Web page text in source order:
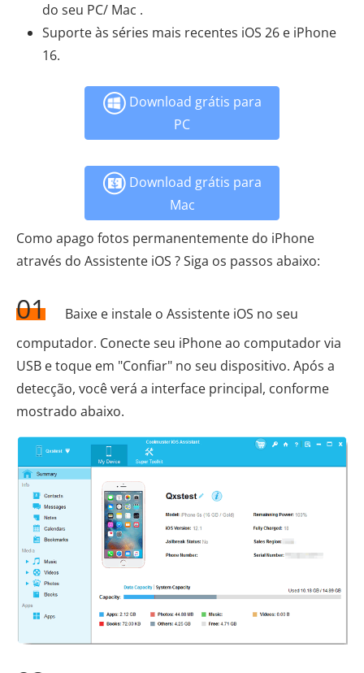
do seu PC/ Mac .
Suporte às séries mais recentes iOS 26 e iPhone
16.
Download grátis para
PC
Download grátis para
Mac
Como apago fotos permanentemente do iPhone
através do Assistente iOS ? Siga os passos abaixo:
01
Baixe e instale o Assistente iOS no seu
computador. Conecte seu iPhone ao computador via
USB e toque em "Confiar" no seu dispositivo. Após a
detecção, você verá a interface principal, conforme
mostrado abaixo.